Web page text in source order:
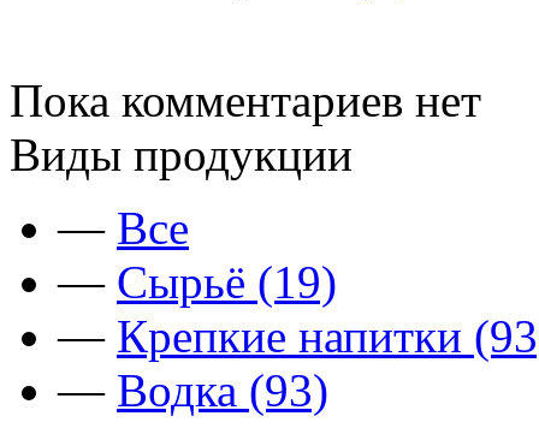
Пока комментариев нет
Виды продукции
— Все
— Сырьё (19)
— Крепкие напитки
— Водка (93)